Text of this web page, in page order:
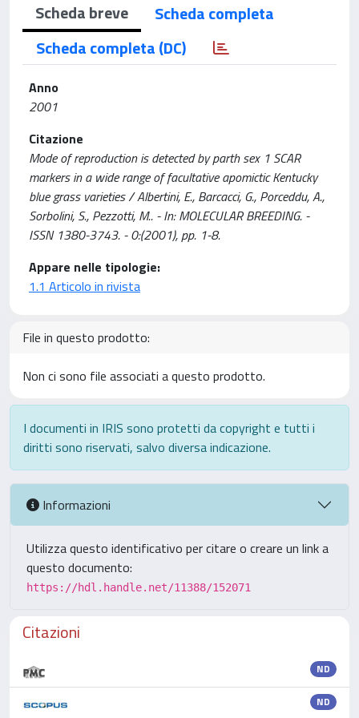
Scheda breve
Scheda completa
Scheda completa (DC)
Anno
2001
Citazione
Mode of reproduction is detected by parth sex 1 SCAR
markers in a wide range of facultative apomictic Kentucky
blue grass varieties / Albertini, E., Barcacci, G., Porceddu, A.,
Sorbolini, S., Pezzotti, M.. - In: MOLECULAR BREEDING. -
ISSN 1380-3743. - 0:(2001), pp. 1-8.
Appare nelle tipologie:
1.1 Articolo in rivista
File in questo prodotto:
Non ci sono file associati a questo prodotto.
I documenti in IRIS sono protetti da copyright e tutti i
diritti sono riservati, salvo diversa indicazione.
Informazioni
Utilizza questo identificativo per citare o creare un link a
questo documento:
https://hdl.handle.net/11388/152071
Citazioni
ND
ND